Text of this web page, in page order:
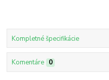
Kompletné špecifikácie
Komentáre 0